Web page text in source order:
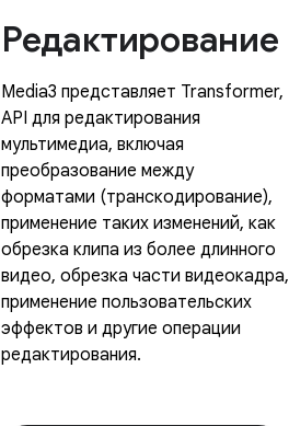
Редактирование
Media3 представляет Transformer,
API для редактирования
мультимедиа, включая
преобразование между
форматами (транскодирование),
применение таких изменений, как
обрезка клипа из более длинного
видео, обрезка части видеокадра,
применение пользовательских
эффектов и другие операции
редактирования.